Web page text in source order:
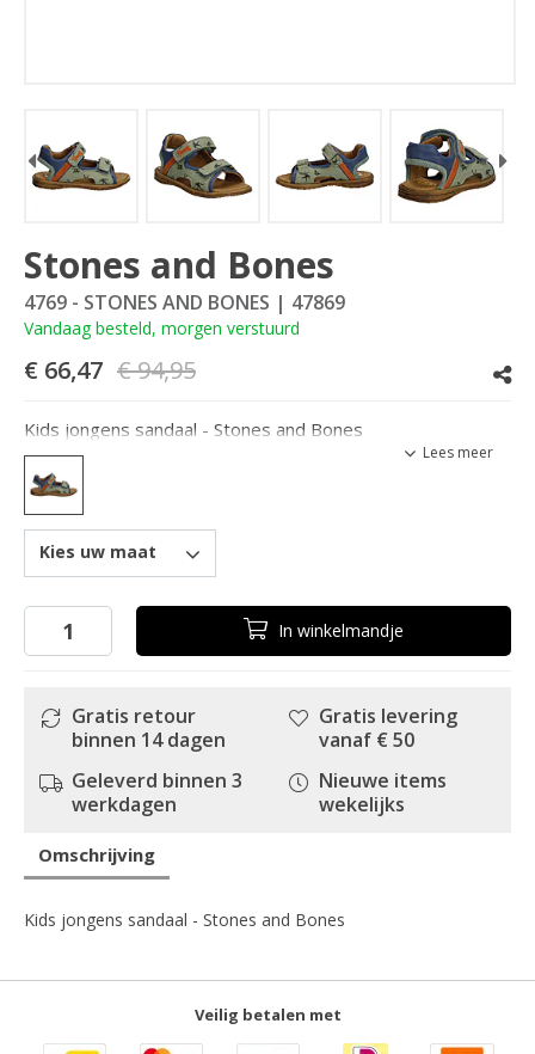
Stones and Bones
4769 - STONES AND BONES | 47869
Vandaag besteld, morgen verstuurd
€ 94,95
€ 66,47
Kids jongens sandaal - Stones and Bones
Lees meer
Kies uw maat
In winkelmandje
Gratis retour
binnen 14 dagen
Geleverd binnen 3
werkdagen
Gratis levering
vanaf € 50
Nieuwe items
wekelijks
Omschrijving
Kids jongens sandaal - Stones and Bones
Veilig betalen met